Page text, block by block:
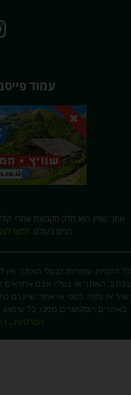
עמוד
אתר שוויץ הוא חלק מקבוצת אתרי
רבים בעולם. לחצו
הזכויות שמורות לבעלי האתר.
האתר או בעליו אינם אחראים
או עקיף, כספי או אחר, שייגרם
המקושרים ממנו. כל שימוש
הפרטיות…